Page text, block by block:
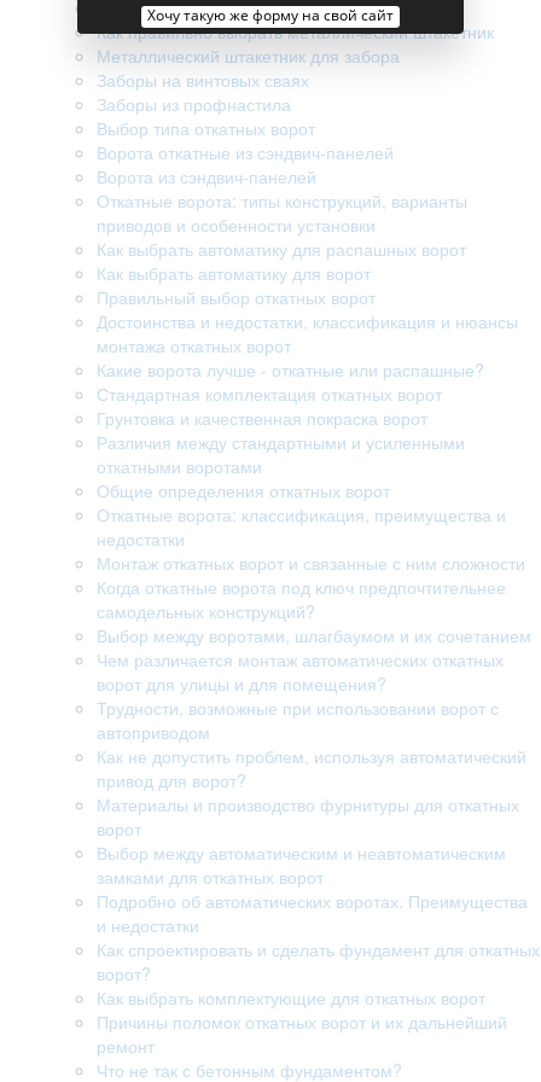
Разборные откатные ворота
Как правильно выбрать металлический штакетник
Металлический штакетник для забора
Заборы на винтовых сваях
Заборы из профнастила
Выбор типа откатных ворот
Ворота откатные из сэндвич-панелей
Ворота из сэндвич-панелей
Откатные ворота: типы конструкций, варианты
приводов и особенности установки
Как выбрать автоматику для распашных ворот
Как выбрать автоматику для ворот
Правильный выбор откатных ворот
Достоинства и недостатки, классификация и нюансы
монтажа откатных ворот
Какие ворота лучше - откатные или распашные?
Стандартная комплектация откатных ворот
Грунтовка и качественная покраска ворот
Различия между стандартными и усиленными
откатными воротами
Общие определения откатных ворот
Откатные ворота: классификация, преимущества и
недостатки
Монтаж откатных ворот и связанные с ним сложности
Когда откатные ворота под ключ предпочтительнее
самодельных конструкций?
Выбор между воротами, шлагбаумом и их сочетанием
Чем различается монтаж автоматических откатных
ворот для улицы и для помещения?
Трудности, возможные при использовании ворот с
автоприводом
Как не допустить проблем, используя автоматический
привод для ворот?
Материалы и производство фурнитуры для откатных
ворот
Выбор между автоматическим и неавтоматическим
замками для откатных ворот
Подробно об автоматических воротах. Преимущества
и недостатки
Как спроектировать и сделать фундамент для откатных
ворот?
Как выбрать комплектующие для откатных ворот
Причины поломок откатных ворот и их дальнейший
ремонт
Что не так с бетонным фундаментом?
Хочу такую же форму на свой сайт